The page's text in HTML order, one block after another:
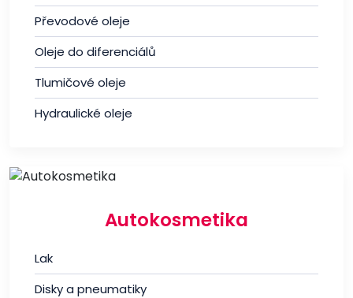
Převodové oleje
Oleje do diferenciálů
Tlumičové oleje
Hydraulické oleje
Autokosmetika
Lak
Disky a pneumatiky